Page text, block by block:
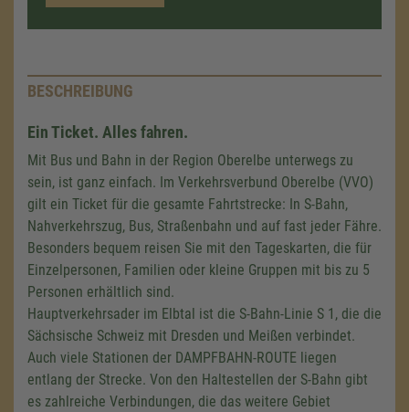
BESCHREIBUNG
Ein Ticket. Alles fahren.
Mit Bus und Bahn in der Region Oberelbe unterwegs zu
sein, ist ganz einfach. Im Verkehrsverbund Oberelbe (VVO)
gilt ein Ticket für die gesamte Fahrtstrecke: In S-Bahn,
Nahverkehrszug, Bus, Straßenbahn und auf fast jeder Fähre.
Besonders bequem reisen Sie mit den Tageskarten, die für
Einzelpersonen, Familien oder kleine Gruppen mit bis zu 5
Personen erhältlich sind.
Hauptverkehrsader im Elbtal ist die S-Bahn-Linie S 1, die die
Sächsische Schweiz mit Dresden und Meißen verbindet.
Auch viele Stationen der DAMPFBAHN-ROUTE liegen
entlang der Strecke. Von den Haltestellen der S-Bahn gibt
es zahlreiche Verbindungen, die das weitere Gebiet